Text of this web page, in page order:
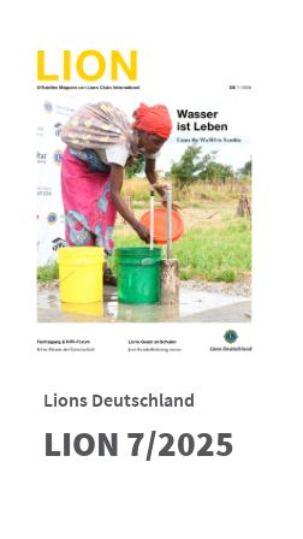
Lions Deutschland
LION 7/2025